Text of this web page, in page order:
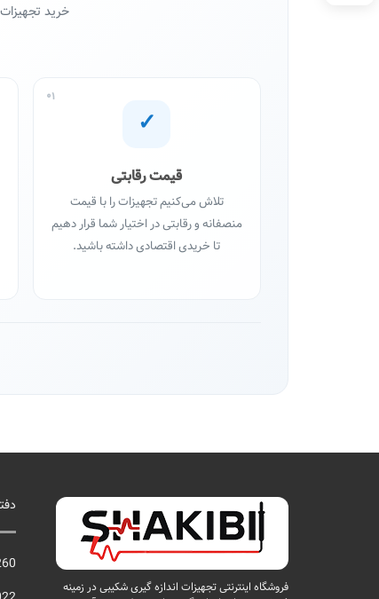
خرید
01
✓
قیمت رقابتی
تلاش می‌کنیم تجهیزات را با قیمت
منصفانه و رقابتی در اختیار شما قرار دهیم
تا خریدی اقتصادی داشته باشید.
فروشگاه اینترنتی تجهیزات اندازه گیری شکیبی در زمینه